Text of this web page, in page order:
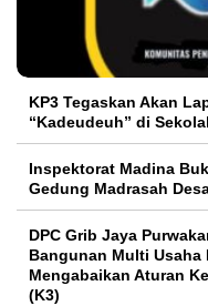
KP3 Tegaskan Akan
“Kadeudeuh” di
Inspektorat Madina
Gedung Madrasah
DPC Grib Jaya
Bangunan Multi Usaha
Mengabaikan Aturan
(K3)